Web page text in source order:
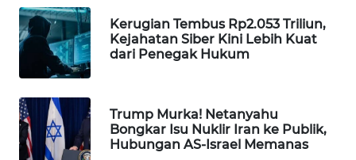
Kerugian Tembus Rp2.053 Triliun,
Kejahatan Siber Kini Lebih Kuat
dari Penegak Hukum
Trump Murka! Netanyahu
Bongkar Isu Nuklir Iran ke Publik,
Hubungan AS-Israel Memanas
WAHANA
Wahana
KONSUMEN
LISTRIK